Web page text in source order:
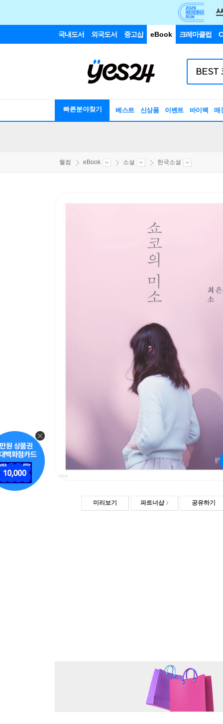
국내도서 외국도서 중고샵 eBook 크레마클럽
빠른분야찾기 베스트 신상품 이벤트 바이백 매
웰컴 eBook 소설 한국소설
미리보기 파트너샵 공유하기